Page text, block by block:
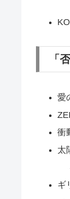
「
愛
衝
太
ギ